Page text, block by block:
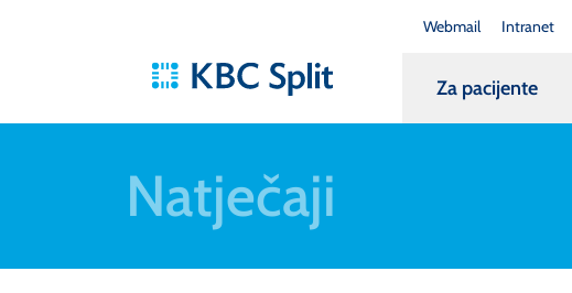
Webmail Intranet
Za pacijente
Natječaji